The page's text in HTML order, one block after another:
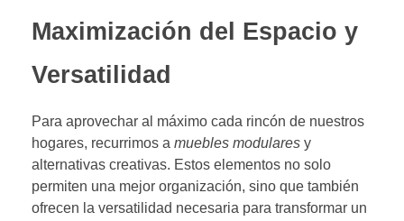
Maximización del Espacio y
Versatilidad
Para aprovechar al máximo cada rincón de nuestros
hogares, recurrimos a muebles modulares y
alternativas creativas. Estos elementos no solo
permiten una mejor organización, sino que también
ofrecen la versatilidad necesaria para transformar un